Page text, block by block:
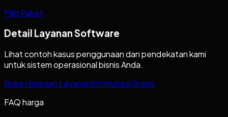
Pilih Paket
Detail Layanan Software
Lihat contoh kasus penggunaan dan pendekatan kami
untuk sistem operasional bisnis Anda.
Buka Halaman LayananKonsultasi Gratis
FAQ harga